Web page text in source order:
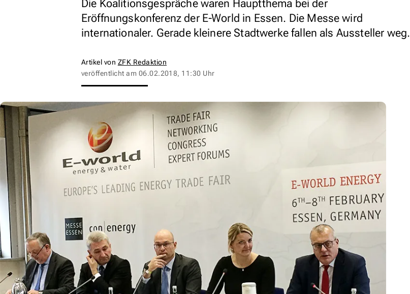
Die Koalitionsgespräche waren Hauptthema bei der
Eröffnungskonferenz der E-World in Essen. Die Messe wird
internationaler. Gerade kleinere Stadtwerke fallen als Aussteller weg.
Artikel von ZFK Redaktion
veröffentlicht am 06.02.2018, 11:30 Uhr